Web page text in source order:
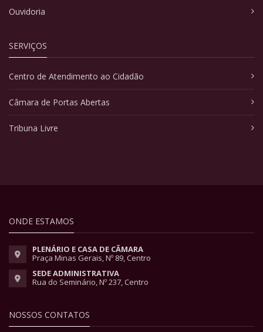
Ouvidoria
SERVIÇOS
Centro de Atendimento ao Cidadão
Câmara de Portas Abertas
Tribuna Livre
ONDE ESTAMOS
PLENÁRIO E CASA DE CÂMARA
Praça Minas Gerais, Nº 89, Centro
SEDE ADMINISTRATIVA
Rua do Seminário, Nº 237, Centro
NOSSOS CONTATOS